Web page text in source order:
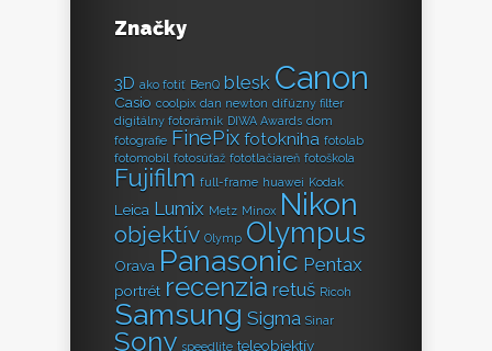
Značky
3D ako fotiť BenQ blesk Canon
Casio coolpix dan newton difúzny filter
digitálny fotorámik DIWA Awards dom
fotografie FinePix fotokniha fotolab
fotomobil fotosúťaž fototlačiareň fotoškola
Fujifilm full-frame huawei Kodak
Leica Lumix Metz Minox Nikon
objektív Olymp Olympus
Orava Panasonic Pentax
portrét recenzia retuš Ricoh
Samsung Sigma Sinar
Sony speedlite teleobjektív